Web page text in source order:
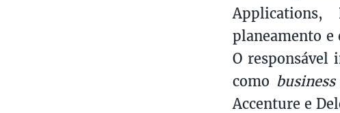
Applications,
planeamento e
O responsável
como
Accenture e